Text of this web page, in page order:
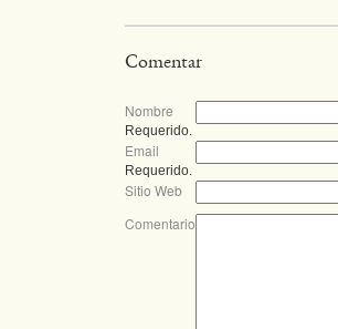
Comentar
Nombre
Requerido.
Email
Requerido.
Sitio Web
Comentario